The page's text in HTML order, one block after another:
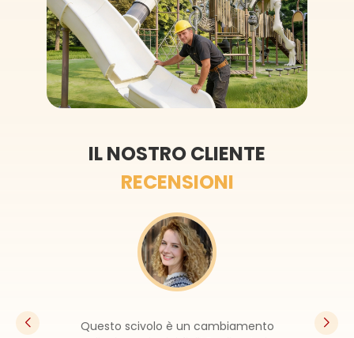
IL NOSTRO CLIENTE
RECENSIONI
L'aspetto è così bello, è ormai il punto